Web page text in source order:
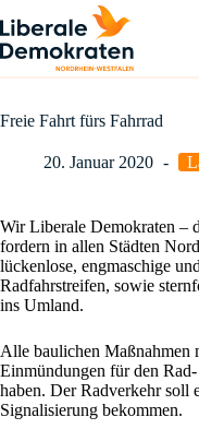
Inhalt
springen
Freie Fahrt fürs Fahrrad
20. Januar 2020
Wir Liberale Demokraten –
fordern in allen Städten
lückenlose, engmaschige
Radfahrstreifen, sowie
ins Umland.
Alle baulichen Maßnahmen
Einmündungen für den
haben. Der Radverkehr soll
Signalisierung bekommen.